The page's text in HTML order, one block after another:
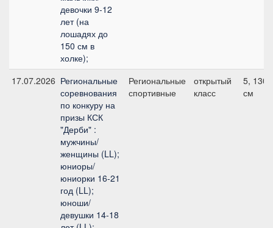
девочки 9-12
лет (на
лошадях до
150 см в
холке);
17.07.2026 Региональные
соревнования
по конкуру на
призы КСК
"Дерби" :
мужчины/
женщины (LL);
юниоры/
юниорки 16-21
год (LL);
юноши/
девушки 14-18
Региональные
спортивные
открытый
класс
5, 130
см